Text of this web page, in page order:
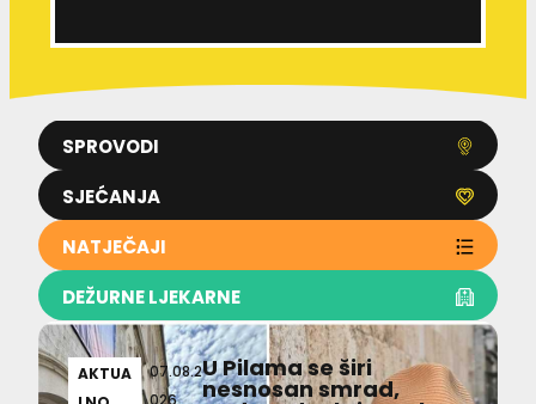
SPROVODI
SJEĆANJA
NATJEČAJI
DEŽURNE LJEKARNE
AKTUA
07.08.2
026
U Pilama se širi
nesnosan smrad,